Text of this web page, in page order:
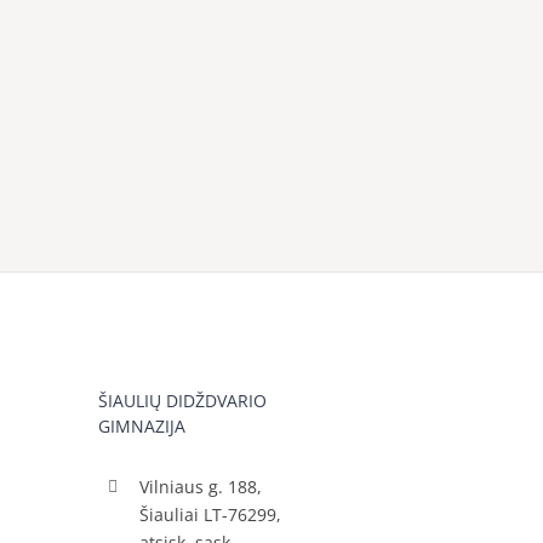
ŠIAULIŲ DIDŽDVARIO
GIMNAZIJA
Vilniaus g. 188,
Šiauliai LT-76299,